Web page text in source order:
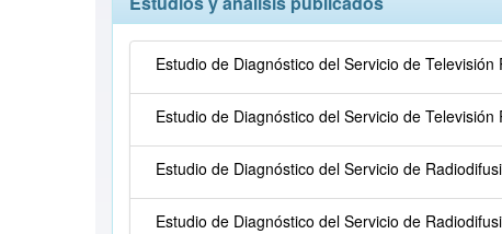
Estudio de Diagnóstico del Servicio de
Estudio de Diagnóstico del Servicio de
Estudio de Diagnóstico del Servicio de
Estudio de Diagnóstico del Servicio de